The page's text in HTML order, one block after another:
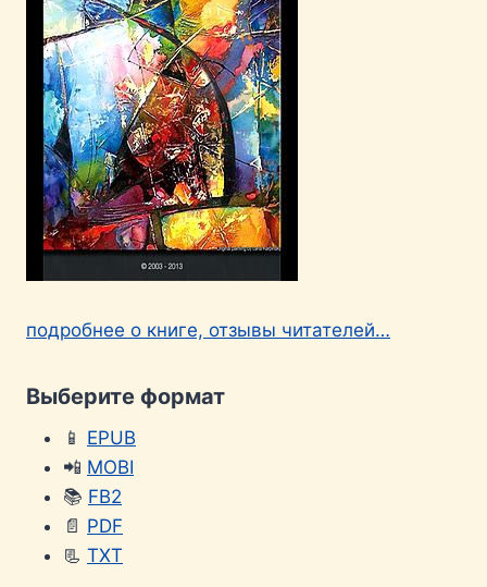
подробнее о книге, отзывы читателей…
Выберите формат
📱 EPUB
📲 MOBI
📚 FB2
📄 PDF
📃 TXT